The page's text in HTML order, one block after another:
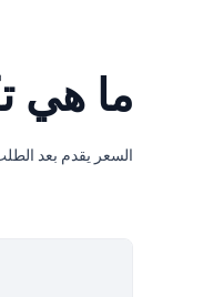
ما هي
السعر يقدم بعد